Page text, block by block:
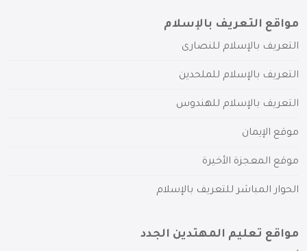
مواقع التعريف بالإسلام
التعريف بالإسلام للنصارى
التعريف بالإسلام للملحدين
التعريف بالإسلام للهندوس
موقع الإيمان
موقع المعجزة الأخيرة
الحوار المباشر للتعريف بالإسلام
مواقع تعليم المهتدين الجدد